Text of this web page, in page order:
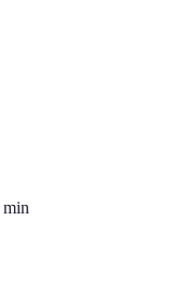
min